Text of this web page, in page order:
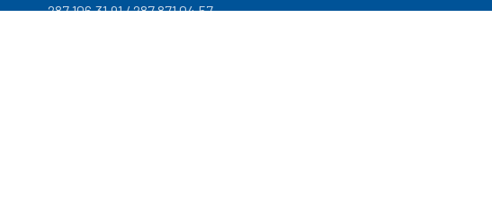
287 106.31.91 / 287 871.04.57